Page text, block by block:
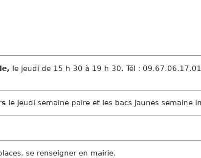
le jeudi de 15 h 30 à 19 h 30. Tél :
le jeudi semaine paire et les bacs jaunes semaine
se renseigner en mairie.